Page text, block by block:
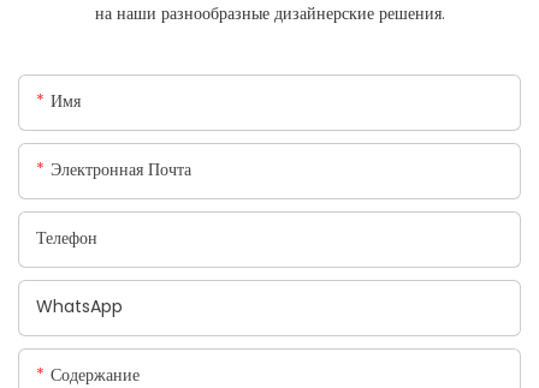
на наши разнообразные дизайнерские решения.
Имя
Электронная Почта
Телефон
WhatsApp
Содержание